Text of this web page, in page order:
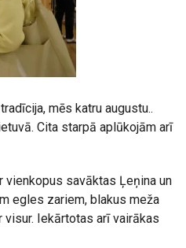
mēs katru augustu..
Cita starpā aplūkojām arī
vienkopus savāktas Ļeņina un
egles zariem, blakus meža
visur. Iekārtotas arī vairākas